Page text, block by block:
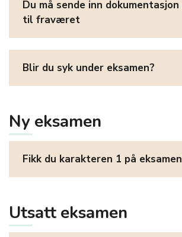
Du må sende inn
til fraværet
Blir du syk under eksamen?
Ny eksamen
Fikk du karakteren 1 på
Utsatt eksamen